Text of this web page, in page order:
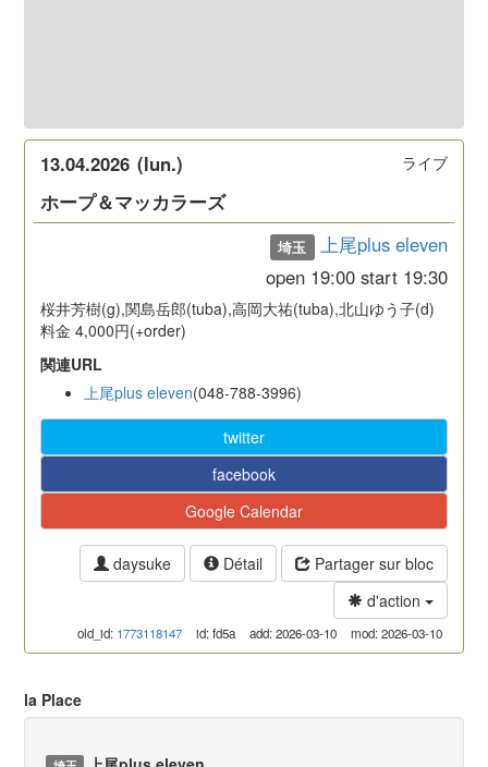
ライブ
13.04.2026 (lun.)
ホープ＆マッカラーズ
埼玉
上尾plus eleven
open 19:00 start 19:30
桜井芳樹(g),関島岳郎(tuba),高岡大祐(tuba),北山ゆう子(d)
料金 4,000円(+order)
関連URL
上尾plus eleven(048-788-3996)
twitter
facebook
Google Calendar
daysuke Détail
Partager sur bloc
d'action
old_id: 1773118147 id: fd5a add: 2026-03-10 mod: 2026-03-10
la Place